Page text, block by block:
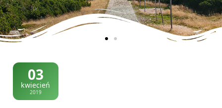
03
kwiecień
2019